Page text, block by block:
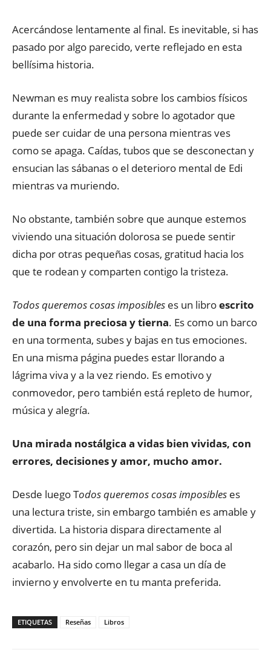
Acercándose lentamente al final. Es inevitable, si has
pasado por algo parecido, verte reflejado en esta
bellísima historia.
Newman es muy realista sobre los cambios físicos
durante la enfermedad y sobre lo agotador que
puede ser cuidar de una persona mientras ves
como se apaga. Caídas, tubos que se desconectan y
ensucian las sábanas o el deterioro mental de Edi
mientras va muriendo.
No obstante, también sobre que aunque estemos
viviendo una situación dolorosa se puede sentir
dicha por otras pequeñas cosas, gratitud hacia los
que te rodean y comparten contigo la tristeza.
Todos queremos cosas imposibles es un libroescrito
de una forma preciosa y tierna. Es como un barco
en una tormenta, subes y bajas en tus emociones.
En una misma página puedes estar llorando a
lágrima viva y a la vez riendo. Es emotivo y
conmovedor, pero también está repleto de humor,
música y alegría.
Una mirada nostálgica a vidas bien vividas, con
errores, decisiones y amor, mucho amor.
Desde luego Todos queremos cosas imposibles es
una lectura triste, sin embargo también es amable y
divertida. La historia dispara directamente al
corazón, pero sin dejar un mal sabor de boca al
acabarlo. Ha sido como llegar a casa un día de
invierno y envolverte en tu manta preferida.
ETIQUETAS Reseñas Libros